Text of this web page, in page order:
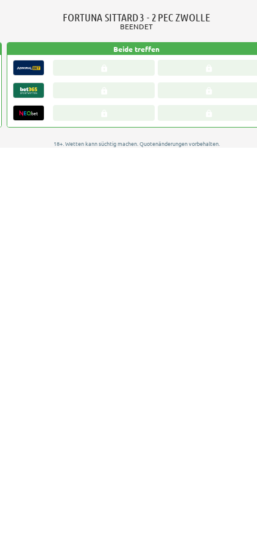
FORTUNA SITTARD3 - 2PEC ZWOLLE
BEENDET
Beide treffen
18+. Wetten kann süchtig machen. Quotenänderungen vorbehalten.